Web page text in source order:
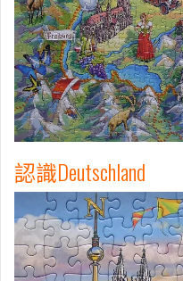
認識Deutschland